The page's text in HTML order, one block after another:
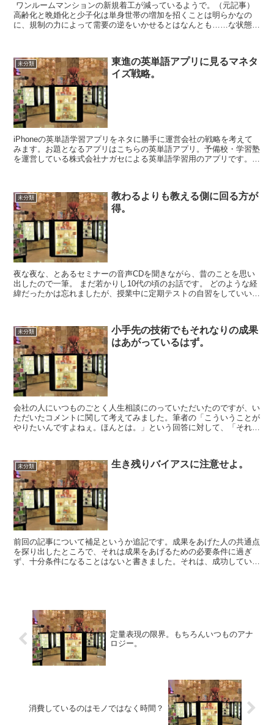
ワンルームマンションの新規着工が減っているようで。（元記事）
高齢化と晩婚化と少子化は単身世帯の増加を招くことは明らかなの
に、規制の力によって需要の逆をいかせるとはなんとも……な状態で
未分類
東進の英単語アプリに見るマネタ
イズ戦略。
iPhoneの英単語学習アプリをネタに勝手に運営会社の戦略を考えて
みます。お題となるアプリはこちらの英単語アプリ。予備校・学習塾
を運営している株式会社ナガセによる英単語学習用のアプリです。な
未分類
教わるよりも教える側に回る方が
得。
夜な夜な、とあるセミナーの音声CDを聞きながら、昔のことを思い
出したので一筆。 まだ若かりし10代の頃のお話です。 どのような経
緯だったかは忘れましたが、授業中に定期テストの自習をしていいこ
未分類
小手先の技術でもそれなりの成果
はあがっているはず。
会社の人にいつものごとく人生相談にのっていただいたのですが、い
ただいたコメントに関して考えてみました。筆者の「こういうことが
やりたいんですよねぇ。ほんとは。」という回答に対して、「それっ
未分類 生き残りバイアスに注意せよ。
前回の記事について補足というか追記です。成果をあげた人の共通点
を探り出したところで、それは成果をあげるための必要条件に過ぎ
ず、十分条件になることはないと書きました。それは、成功していな
定量表現の限界。もちろんいつものアナ
ロジー。
消費しているのはモノではなく時間？